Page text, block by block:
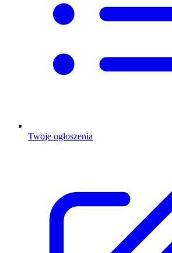
Twoje ogłoszenia